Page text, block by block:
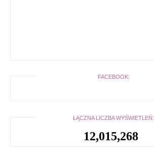
FACEBOOK:
ŁĄCZNA LICZBA WYŚWIETLEŃ:
12,015,268